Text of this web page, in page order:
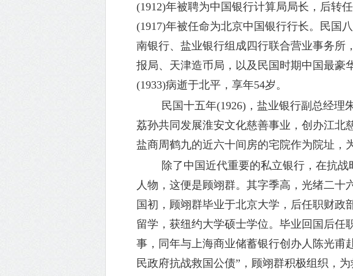
(1912)年被聘为中国银行计算局局长，后转
(1917)年被任命为北京中国银行行长。民国
南银行、盐业银行组成四行联合营业事务所
报局、天津造币局，以及民国时期中国最豪
(1933)病逝于北平，享年54岁。
民国十五年(1926)，盐业银行副总经理
荔孙共同发展淮安文化慈善事业，创办江北
盐商周鹤九的近六十间房的宅院作为院址，
除了中国近代重要的私立银行，在抗战
人物，这便是顾翊群。其字季高，光绪二十
国初，顾翊群毕业于北京大学，后任职财政
留学，获纽约大学硕士学位。毕业回国后任
事，同年与上海商业储蓄银行创办人陈光甫
民政府抗战救国公债”，顾翊群积极组织，